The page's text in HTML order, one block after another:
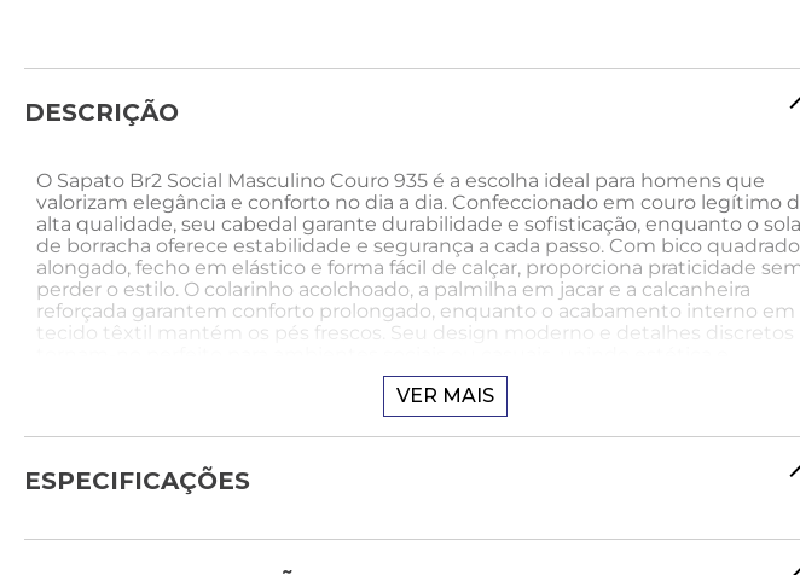
DESCRIÇÃO
O Sapato Br2 Social Masculino Couro 935 é a escolha ideal para homens que
valorizam elegância e conforto no dia a dia. Confeccionado em couro legítimo
alta qualidade, seu cabedal garante durabilidade e sofisticação, enquanto o
de borracha oferece estabilidade e segurança a cada passo. Com bico quadrado
alongado, fecho em elástico e forma fácil de calçar, proporciona praticidade
perder o estilo. O colarinho acolchoado, a palmilha em jacar e a calcanheira
reforçada garantem conforto prolongado, enquanto o acabamento interno em
tecido têxtil mantém os pés frescos. Seu design moderno e detalhes discretos
alfaiataria cinza escuro, camisa branca ajustada e blazer azul-marinho.
cinto de couro preto e um relógio clássico para detalhes sofisticados. Esse look
ou reuniões importantes, destacando o sapato como peça-chave.
VER MAIS
ESPECIFICAÇÕES